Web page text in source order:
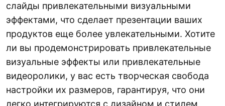
слайды привлекательными визуальными
эффектами, что сделает презентации ваших
продуктов еще более увлекательными. Хотите
ли вы продемонстрировать привлекательные
визуальные эффекты или привлекательные
видеоролики, у вас есть творческая свобода
настройки их размеров, гарантируя, что они